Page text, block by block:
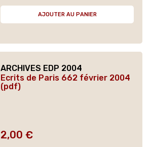
AJOUTER AU PANIER
ARCHIVES EDP 2004
Ecrits de Paris 662 février 2004
(pdf)
Prix
2,00 €